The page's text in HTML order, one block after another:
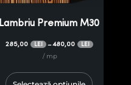
Lambriu Premium M30
285,00 LEI –480,00 LEI
/ mp